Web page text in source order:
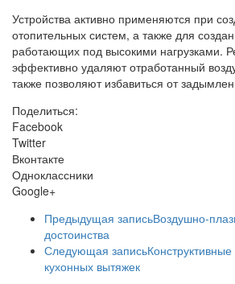
Устройства активно применяются при
отопительных систем, а также для
работающих под высокими нагрузками.
эффективно удаляют отработанный
также позволяют избавиться от
Поделиться:
Facebook
Twitter
Вконтакте
Одноклассники
Google+
Предыдущая записьВоздушно-
достоинства
Следующая запись
кухонных вытяжек